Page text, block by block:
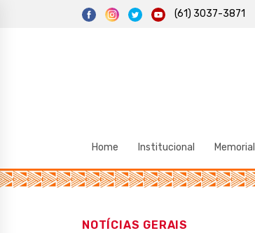
(61) 3037-3871
Home Institucional Memorial
NOTÍCIAS GERAIS